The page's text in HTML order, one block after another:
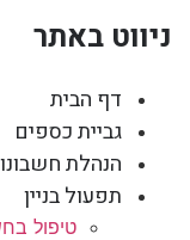
ניווט באתר
דף הבית
גביית כספים
הנהלת
תפעול בניין
טיפול